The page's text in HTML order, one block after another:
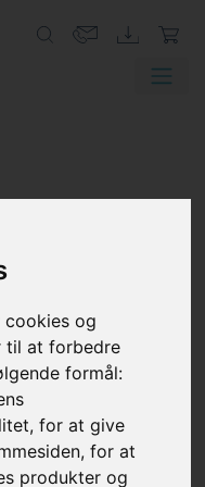
cookies og
til at forbedre
formål:
,for at give
,for at
produkter og